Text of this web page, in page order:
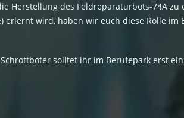
Herstellung des Feldreparaturbots-74A
erlernt wird, haben wir euch diese Rolle
solltet ihr im Berufepark erst